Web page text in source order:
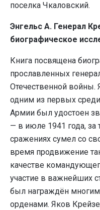
поселка Чкаловский.
Энгельс А. Генерал
биографическое
Книга посвящена
прославленных
Отечественной войны.
одним из первых
Армии был удостоен
— в июле 1941 года, за
сражениях сумел со
время продвижение
качестве
участие в важнейших
был награждён
орденами. Яков